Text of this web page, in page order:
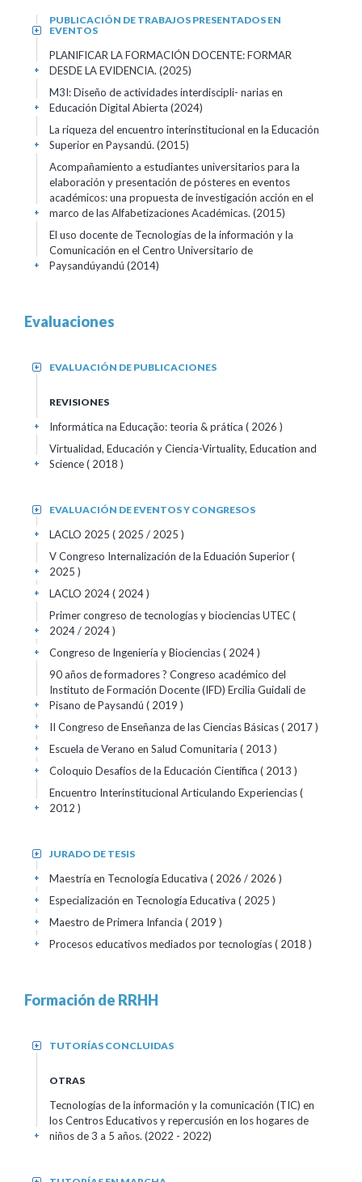
PUBLICACIÓN DE TRABAJOS PRESENTADOS EN
EVENTOS
+
PLANIFICAR LA FORMACIÓN DOCENTE: FORMAR
DESDE LA EVIDENCIA. (2025)
+
M3I: Diseño de actividades interdiscipli- narias en
Educación Digital Abierta (2024)
+
La riqueza del encuentro interinstitucional en la Educación
Superior en Paysandú. (2015)
+
Acompañamiento a estudiantes universitarios para la
elaboración y presentación de pósteres en eventos
académicos: una propuesta de investigación acción en el
marco de las Alfabetizaciones Académicas. (2015)
+
El uso docente de Tecnologías de la información y la
Comunicación en el Centro Universitario de
Paysandúyandú (2014)
+
Evaluaciones
EVALUACIÓN DE PUBLICACIONES
+
REVISIONES
Informática na Educação: teoria & prática ( 2026 )
+
Virtualidad, Educación y Ciencia-Virtuality, Education and
Science( 2018 )
+
EVALUACIÓN DE EVENTOS Y CONGRESOS
+
LACLO 2025 ( 2025 / 2025 )
+
V Congreso Internalización de la Eduación Superior(
2025 )
+
LACLO 2024( 2024 )
+
Primer congreso de tecnologías y biociencias UTEC(
2024 / 2024 )
+
Congreso de Ingeniería y Biociencias( 2024 )
+
90 años de formadores ? Congreso académico del
Instituto de Formación Docente (IFD) Ercilia Guidali de
Pisano de Paysandú ( 2019 )
+
II Congreso de Enseñanza de las Ciencias Básicas( 2017 )
+
Escuela de Verano en Salud Comunitaria ( 2013 )
+
Coloquio Desafíos de la Educación Científica ( 2013 )
+
Encuentro Interinstitucional Articulando Experiencias(
2012 )
+
JURADO DE TESIS
+
Maestría en Tecnología Educativa ( 2026 / 2026 )
+
Especialización en Tecnología Educativa ( 2025 )
+
Maestro de Primera Infancia ( 2019 )
+
Procesos educativos mediados por tecnologías( 2018 )
+
Formación de RRHH
TUTORÍAS CONCLUIDAS
+
OTRAS
Tecnologías de la información y la comunicación (TIC) en
los Centros Educativos y repercusión en los hogares de
niños de 3 a 5 años. (2022 - 2022)
+